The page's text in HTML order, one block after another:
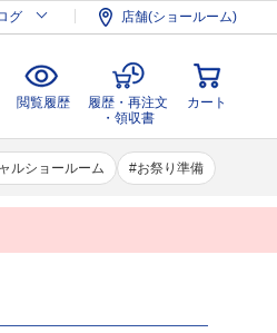
グ 店舗(ショールーム)
閲覧履歴
履歴・再注文
・領収書
カート
ルショールーム お祭り準備
閲覧履歴
履歴・再注文
・領収書
カート